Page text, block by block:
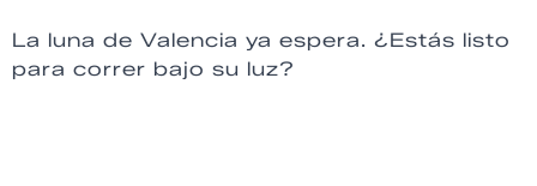
La luna de Valencia ya espera. ¿Estás listo
para correr bajo su luz?